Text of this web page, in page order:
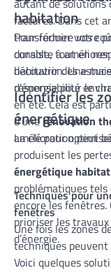
autant de solutions
factures. Dans cet
transformer votre
durable, tout en
découvrir des
responsabilité
habitation
Pour réduire vos
consiste à
habitation. Une
d’énergie pour le
en été. Cela est
d’unerénovation
amélioration peut
Identifier les
énergétique
La clé pour
produisent les
énergétique
problématiques tels
encore les
prioriser les
d’énergie.
Techniques pour
fenêtres
Une fois les zones
techniques
Voici quelques